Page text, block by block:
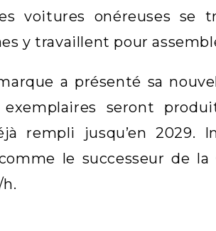
voitures onéreuses
y travaillent pour
a présenté sa
exemplaires seront
rempli jusqu’en 2029.
le successeur de